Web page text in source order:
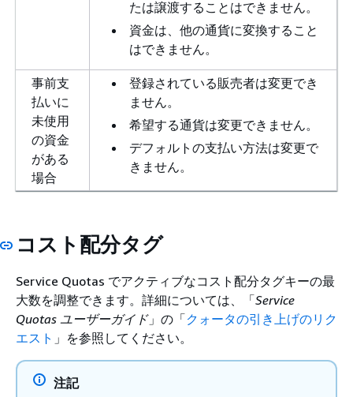
たは譲渡することはできません。
資金は、他の通貨に変換すること
はできません。
事前支
払いに
未使用
の資金
がある
場合
登録されている販売者は変更でき
ません。
希望する通貨は変更できません。
デフォルトの支払い方法は変更で
きません。
コスト配分タグ
Service Quotas でアクティブなコスト配分タグキーの最
大数を調整できます。詳細については、「Service
Quotas ユーザーガイド」の「クォータの引き上げのリク
エスト 」を参照してください。
注記